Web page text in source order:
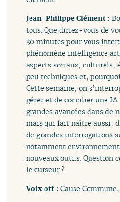
Jean-Philippe Clément :
tous. Que diriez-vous de
30 minutes pour vous
phénomène intelligence
aspects sociaux, culturels,
peu techniques et,
Cette semaine, on
gérer et de concilier une IA
grandes avancées dans de
mais qui fait naître aussi,
de grandes interrogations
notamment
nouveaux outils. Question
le curseur ?
Voix off :Cause Commune,